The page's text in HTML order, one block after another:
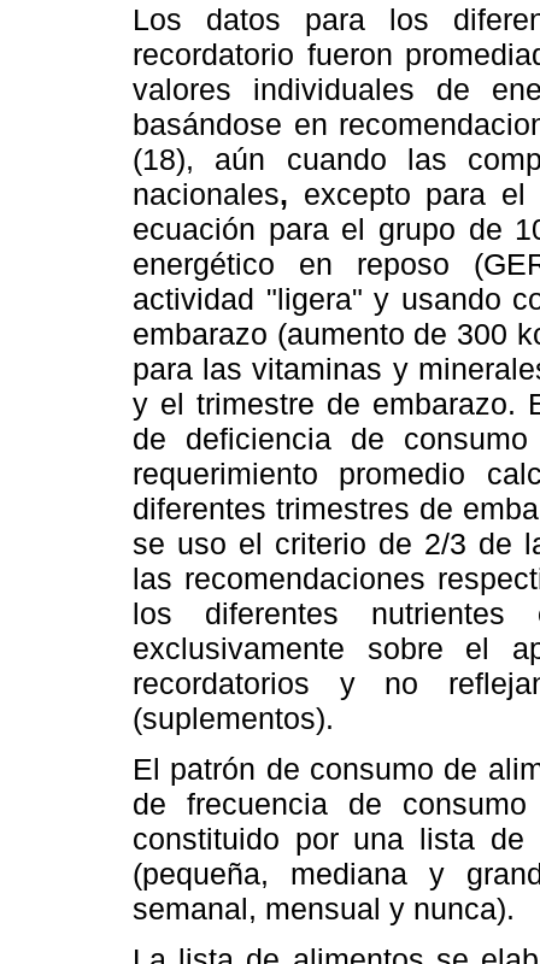
Los datos para los
recordatorio fueron
valores individuales de
basándose en
(18), aún cuando las
nacionales, excepto para
ecuación para el grupo de
energético en reposo
actividad "ligera" y usando
embarazo (aumento de 300
para las vitaminas y
y el trimestre de embarazo.
de deficiencia de
requerimiento promedio
diferentes trimestres de
se uso el criterio de 2/3 de
las recomendaciones
los diferentes
exclusivamente sobre el
recordatorios y no
(suplementos).
El patrón de consumo de
de frecuencia de
constituido por una lista
(pequeña, mediana y
semanal, mensual y nunca).